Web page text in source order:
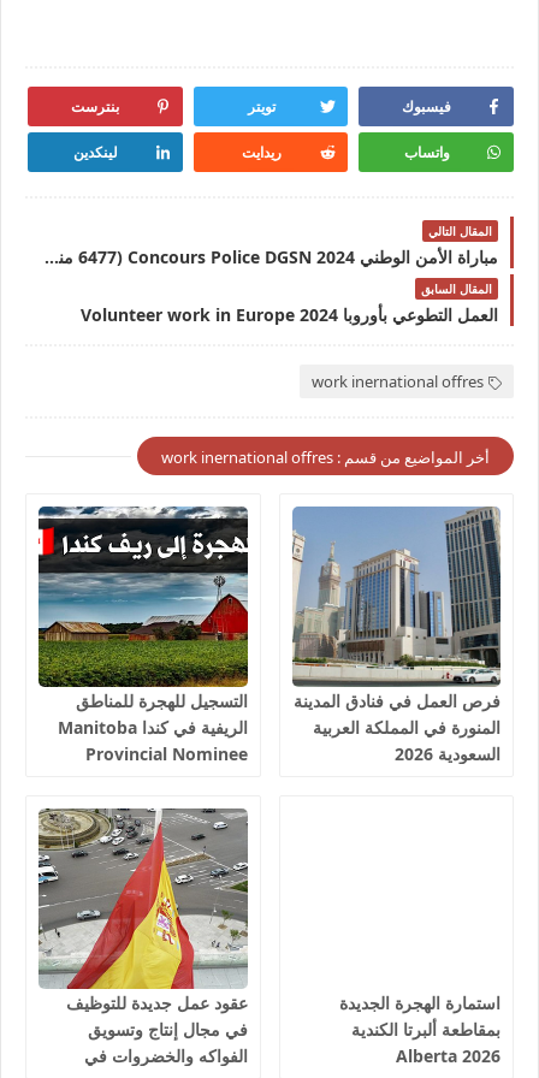
فيسبوك تويتر بنترست
واتساب ريدايت لينكدين
المقال التالي
مباراة الأمن الوطني 2024 Concours Police DGSN (6477 منصب)
المقال السابق
العمل التطوعي بأوروبا 2024 Volunteer work in Europe
work inernational offres
أخر المواضيع من قسم : work inernational offres
فرص العمل في فنادق المدينة
المنورة في المملكة العربية
السعودية 2026
التسجيل للهجرة للمناطق
الريفية في كندا Manitoba
Provincial Nominee
استمارة الهجرة الجديدة
بمقاطعة ألبرتا الكندية
Alberta 2026
عقود عمل جديدة للتوظيف
في مجال إنتاج وتسويق
الفواكه والخضروات في